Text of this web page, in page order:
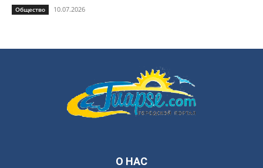
Общество 10.07.2026
О НАС